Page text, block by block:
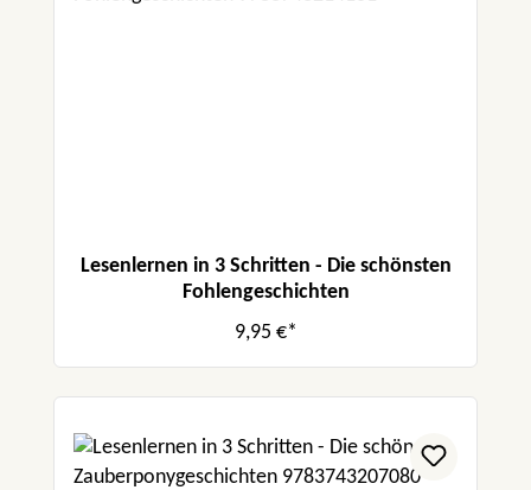
Lesenlernen in 3 Schritten - Die schönsten
Fohlengeschichten
9,95 €*